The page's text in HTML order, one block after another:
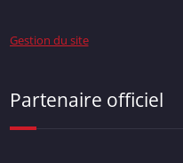
Gestion du site
Partenaire officiel